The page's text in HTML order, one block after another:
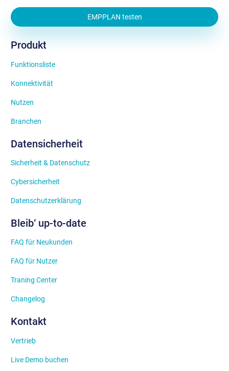
EMPPLAN testen
Produkt
Funktionsliste
Konnektivität
Nutzen
Branchen
Datensicherheit
Sicherheit & Datenschutz
Cybersicherheit
Datenschutzerklärung
Bleib‘ up-to-date
FAQ für Neukunden
FAQ für Nutzer
Traning Center
Changelog
Kontakt
Vertrieb
Live Demo buchen